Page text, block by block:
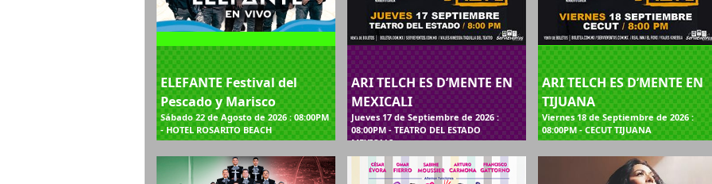
ELEFANTE Festival del
Pescado y Marisco
Sábado 22 de Agosto de 2026 : 08:00PM
- HOTEL ROSARITO BEACH
ARI TELCH ES D’MENTE EN
MEXICALI
Jueves 17 de Septiembre de 2026 :
08:00PM - TEATRO DEL ESTADO
MEXICALI
ARI TELCH ES D’MENTE EN
TIJUANA
Viernes 18 de Septiembre de 2026 :
08:00PM - CECUT TIJUANA